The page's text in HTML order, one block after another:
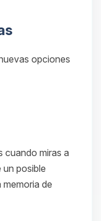
opciones
cuando miras a
un posible
de